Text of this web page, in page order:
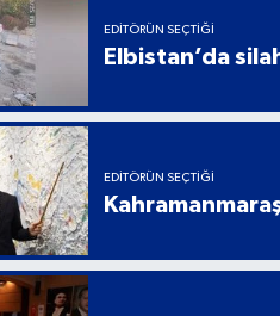
EDITÖRÜN SEÇTIĞI
Elbistan’da
EDITÖRÜN SEÇTIĞI